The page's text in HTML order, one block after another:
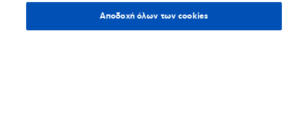
Online συναλλαγέςΑποδοχή όλων των cookies